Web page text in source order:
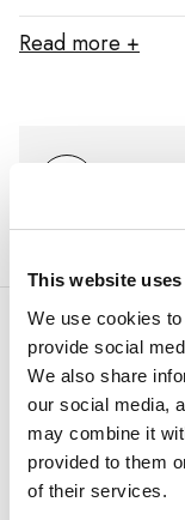
This website
We use cookies
provide social
We also share
our social media,
may combine it
provided to them
of their services.
Read more +
DEUTSCHLAND
art´otel